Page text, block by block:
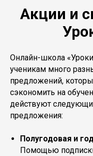
Акции и
Онлайн-школа
ученикам много
предложений,
сэкономить на
действуют
предложения:
Полугодовая и
Помощью